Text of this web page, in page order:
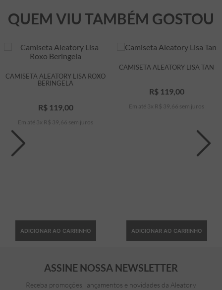
QUEM VIU TAMBÉM GOSTOU
CAMISETA ALEATORY LISA ROXO
BERINGELA
R$ 119,00
Em até 3 x R$ 39 66 sem juros
ADICIONAR AO CARRINHO
CAMISETA ALEATORY LISA TAN
R$ 119,00
Em até 3 x R$ 39 66 sem juros
ADICIONAR AO CARRINHO
ASSINE NOSSA NEWSLETTER
Receba promoções, lançamentos e novidades da Aleatory